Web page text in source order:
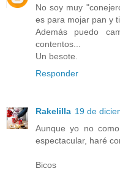
No soy muy
es para mojar pan y
Además puedo
contentos...
Un besote.
Responder
Rakelilla 19 de
Aunque yo no
espectacular, haré
Bicos